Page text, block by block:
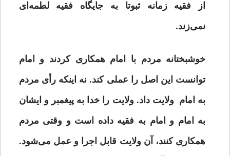
از فقیه زمانه ثبوتا به جایگاه فقیه لطمه‌ای
نمی‌زند.
خوشبختانه مردم با امام همکاری کردند و امام
توانست این اصل را عملی کند. نه اینکه رأی مردم
به امام ولایت داد. ولایت را خدا به پیغمبر و ایشان
به امام و امام به فقیه داده است و وقتی مردم
همکاری کنند، آن ولایت قابل اجرا و عمل می‌شود.